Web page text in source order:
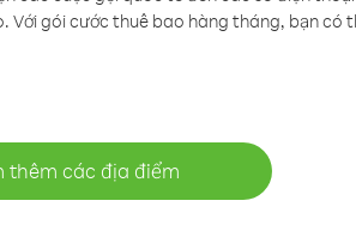
gói cước thuê bao hàng tháng, bạn có
thêm các địa điểm